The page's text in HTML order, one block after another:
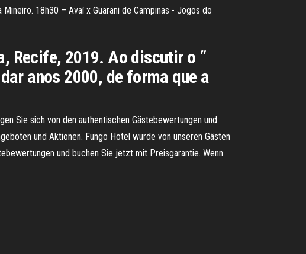
18h30 – Avaí x Guarani de Campinas - Jogos do
Recife, 2019. Ao discutir o “
anos 2000, de forma que a
Sie sich von den authentischen Gästebewertungen und
und Aktionen. Fungo Hotel wurde von unseren Gästen
und buchen Sie jetzt mit Preisgarantie. Wenn